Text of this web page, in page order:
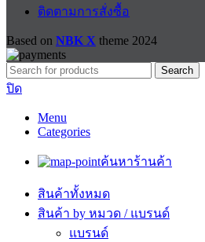
ติดตามการสั่งซื้อ
Based on NBK X theme 2024
Search
ปิด
Menu
Categories
ค้นหาร้านค้า
สินค้าทั้งหมด
สินค้า by หมวด / แบรนด์
แบรนด์